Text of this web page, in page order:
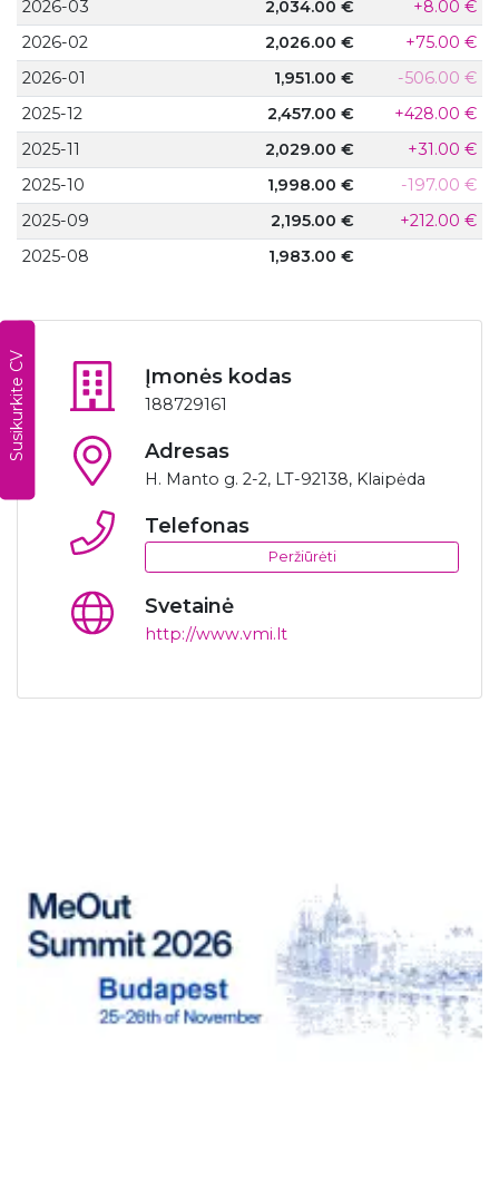
Susikurkite CV
2026-03
2,034.00 €
+8.00 €
2026-02
2,026.00 €
+75.00 €
2026-01
1,951.00 €
-506.00 €
2025-12
2,457.00 €
+428.00 €
2025-11
2,029.00 €
+31.00 €
2025-10
1,998.00 €
-197.00 €
2025-09
2,195.00 €
+212.00 €
2025-08
1,983.00 €
Įmonės kodas
188729161
Adresas
H. Manto g. 2-2, LT-92138, Klaipėda
Telefonas
Peržiūrėti
Svetainė
http://www.vmi.lt